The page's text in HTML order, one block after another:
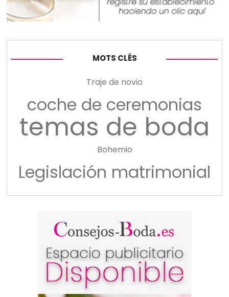
MOTS CLÉS
Traje de novio
coche de ceremonias
temas de boda
Bohemio
Legislación matrimonial